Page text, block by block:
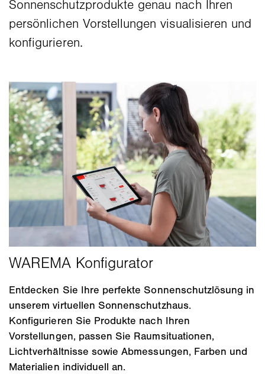
Sonnenschutzprodukte genau nach Ihren
persönlichen Vorstellungen visualisieren und
konfigurieren.
Entdecken Sie Ihre perfekte Sonnenschutzlösung in
unserem virtuellen Sonnenschutzhaus.
Konfigurieren Sie Produkte nach Ihren
Vorstellungen, passen Sie Raumsituationen,
Lichtverhältnisse sowie Abmessungen, Farben und
Materialien individuell an.